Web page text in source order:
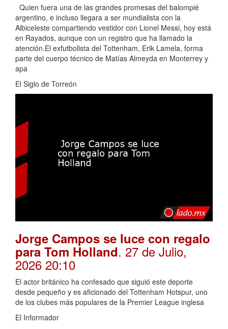
Quien fuera una de las grandes promesas del balompié
argentino, e incluso llegara a ser mundialista con la
Albiceleste compartiendo vestidor con Lionel Messi, hoy está
en Rayados, aunque con un registro que ha llamado la
atención.El exfutbolista del Tottenham, Erik Lamela, forma
parte del cuerpo técnico de Matías Almeyda en Monterrey y
apa
El Siglo de Torreón
Jorge Campos se luce con regalo
para Tom Holland. 27 de Julio,
2026 20:10
El actor británico ha confesado que siguió este deporte
desde pequeño y es aficionado del Tottenham Hotspur, uno
de los clubes más populares de la Premier League inglesa
El Informador